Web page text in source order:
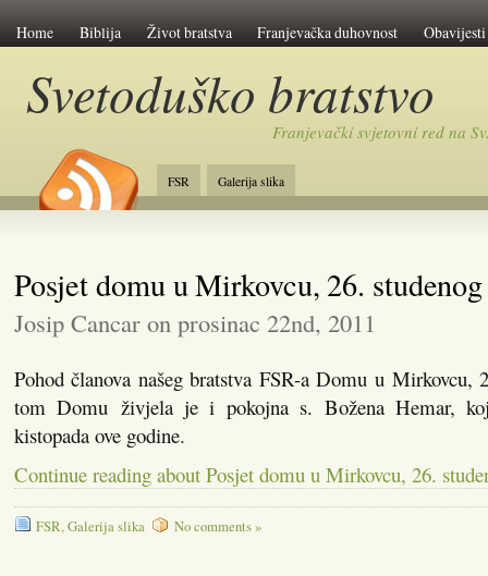
Home Biblija Život bratstva Franjevačka duhovnost Obavijesti
Svetoduško bratstvo
Franjevački svjetovni red na
FSR Galerija slika
Posjet domu u Mirkovcu, 26.
Josip Cancar on prosinac 22nd, 2011
Pohod članova našeg bratstva FSR-a Domu u Mirkovcu,
tom Domu živjela je i pokojna s. Božena Hemar,
kistopada ove godine.
Continue reading about Posjet domu u Mirkovcu, 26.
FSR,Galerija slika No comments »